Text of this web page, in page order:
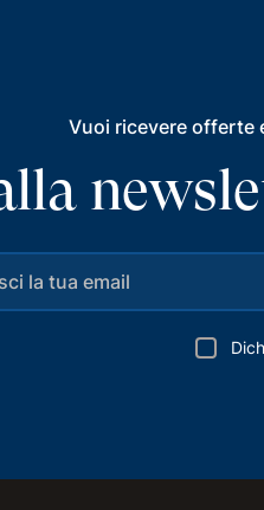
Vuoi ricevere offerte